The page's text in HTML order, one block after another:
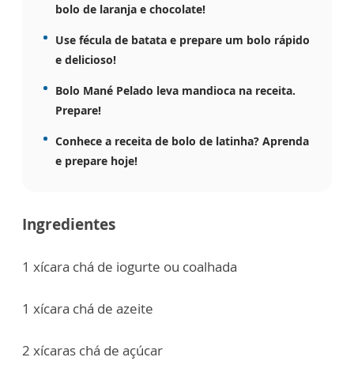
bolo de laranja e chocolate!
Use fécula de batata e prepare um bolo rápido
e delicioso!
Bolo Mané Pelado leva mandioca na receita.
Prepare!
Conhece a receita de bolo de latinha? Aprenda
e prepare hoje!
Ingredientes
1 xícara chá de iogurte ou coalhada
1 xícara chá de azeite
2 xícaras chá de açúcar